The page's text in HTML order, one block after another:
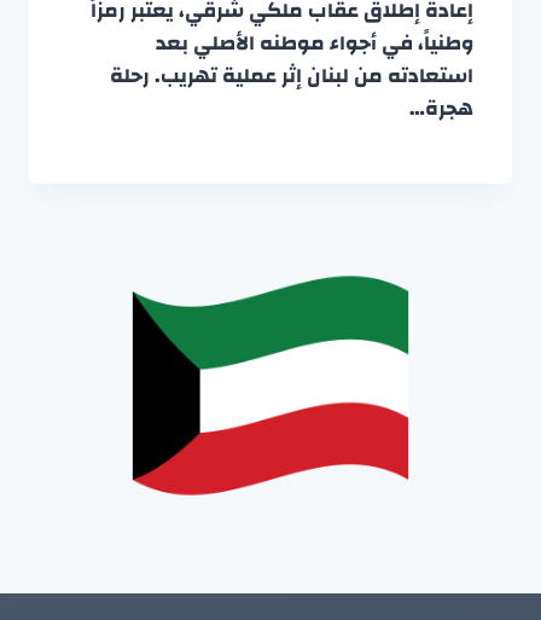
إعادة إطلاق عقاب ملكي شرقي، يعتبر رمزاً
وطنياً، في أجواء موطنه الأصلي بعد
استعادته من لبنان إثر عملية تهريب. رحلة
هجرة…